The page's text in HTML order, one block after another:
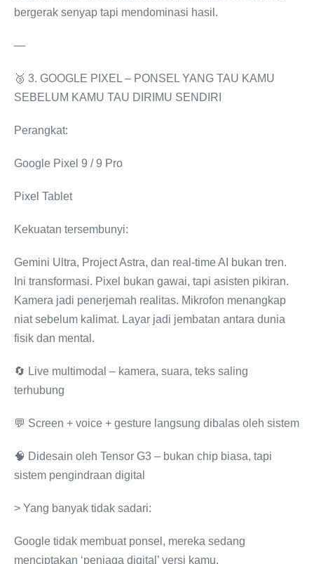
bergerak senyap tapi mendominasi hasil.
—
🥉 3. GOOGLE PIXEL – PONSEL YANG TAU KAMU
SEBELUM KAMU TAU DIRIMU SENDIRI
Perangkat:
Google Pixel 9 / 9 Pro
Pixel Tablet
Kekuatan tersembunyi:
Gemini Ultra, Project Astra, dan real-time AI bukan tren.
Ini transformasi. Pixel bukan gawai, tapi asisten pikiran.
Kamera jadi penerjemah realitas. Mikrofon menangkap
niat sebelum kalimat. Layar jadi jembatan antara dunia
fisik dan mental.
🔄 Live multimodal – kamera, suara, teks saling
terhubung
💬 Screen + voice + gesture langsung dibalas oleh sistem
🧠 Didesain oleh Tensor G3 – bukan chip biasa, tapi
sistem pengindraan digital
> Yang banyak tidak sadari:
Google tidak membuat ponsel, mereka sedang
menciptakan ‘penjaga digital’ versi kamu.